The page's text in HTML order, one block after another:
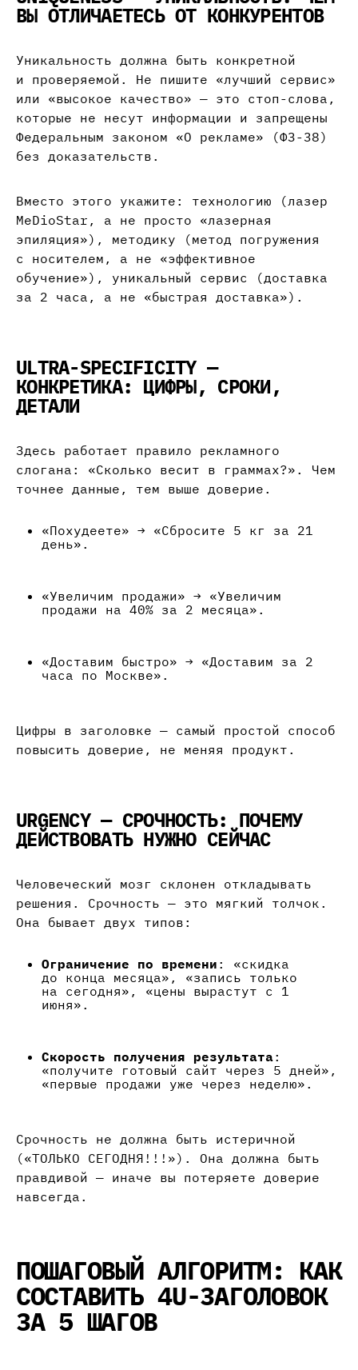
ВЫ ОТЛИЧАЕТЕСЬ ОТ КОНКУРЕНТОВ
Уникальность должна быть конкретной
и проверяемой. Не пишите «лучший сервис»
или «высокое качество» — это стоп-слова,
которые не несут информации и запрещены
Федеральным законом «О рекламе» (ФЗ-38)
без доказательств.
Вместо этого укажите: технологию (лазер
MeDioStar, а не просто «лазерная
эпиляция»), методику (метод погружения
с носителем, а не «эффективное
обучение»), уникальный сервис (доставка
за 2 часа, а не «быстрая доставка»).
ULTRA-SPECIFICITY —
КОНКРЕТИКА: ЦИФРЫ, СРОКИ,
ДЕТАЛИ
Здесь работает правило рекламного
слогана: «Сколько весит в граммах?». Чем
точнее данные, тем выше доверие.
«Похудеете» → «Сбросите 5 кг за 21
день».
«Увеличим продажи» → «Увеличим
продажи на 40% за 2 месяца».
«Доставим быстро» → «Доставим за 2
часа по Москве».
Цифры в заголовке — самый простой способ
повысить доверие, не меняя продукт.
URGENCY — СРОЧНОСТЬ: ПОЧЕМУ
ДЕЙСТВОВАТЬ НУЖНО СЕЙЧАС
Человеческий мозг склонен откладывать
решения. Срочность — это мягкий толчок.
Она бывает двух типов:
Ограничение по времени : «скидка
до конца месяца», «запись только
на сегодня», «цены вырастут с 1
июня».
Скорость получения результата:
«получите готовый сайт через 5 дней»,
«первые продажи уже через неделю».
Срочность не должна быть истеричной
(«ТОЛЬКО СЕГОДНЯ!!!»). Она должна быть
правдивой — иначе вы потеряете доверие
навсегда.
ПОШАГОВЫЙ АЛГОРИТМ: КАК
СОСТАВИТЬ 4U-ЗАГОЛОВОК
ЗА 5 ШАГОВ